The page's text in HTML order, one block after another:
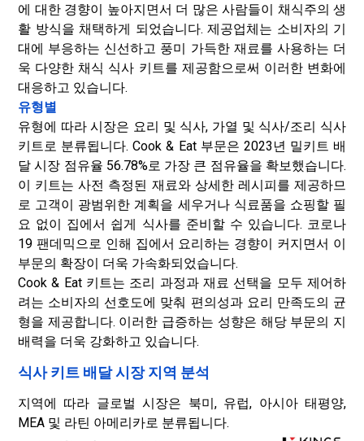
에 대한 경향이 높아지면서 더 많은 사람들이 채식주의 생
활 방식을 채택하게 되었습니다. 제공업체는 소비자의 기
대에 부응하는 신선하고 풍미 가득한 재료를 사용하는 더
욱 다양한 채식 식사 키트를 제공함으로써 이러한 변화에
대응하고 있습니다.
유형별
유형에 따라 시장은 요리 및 식사, 가열 및 식사/조리 식사
키트로 분류됩니다. Cook & Eat 부문은 2023년 밀키트 배
달 시장 점유율 56.78%로 가장 큰 점유율을 확보했습니다.
이 키트는 사전 측정된 재료와 상세한 레시피를 제공하므
로 고객이 광범위한 계획을 세우거나 식료품을 쇼핑할 필
요 없이 집에서 쉽게 식사를 준비할 수 있습니다. 코로나
19 팬데믹으로 인해 집에서 요리하는 경향이 커지면서 이
부문의 확장이 더욱 가속화되었습니다.
Cook & Eat 키트는 조리 과정과 재료 선택을 모두 제어하
려는 소비자의 선호도에 맞춰 편의성과 요리 만족도의 균
형을 제공합니다. 이러한 급증하는 성향은 해당 부문의 지
배력을 더욱 강화하고 있습니다.
식사 키트 배달 시장 지역 분석
지역에 따라 글로벌 시장은 북미, 유럽, 아시아 태평양,
MEA 및 라틴 아메리카로 분류됩니다.